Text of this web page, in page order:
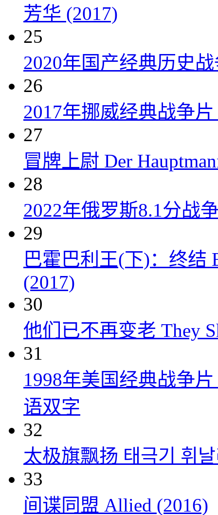
芳华 (2017)
25
2020年国产经典历史
26
2017年挪威经典战争
27
冒牌上尉 Der
28
2022年俄罗斯8.1分战
29
巴霍巴利王(下)：终结
(2017)
30
他们已不再变老 They
31
1998年美国经典战争
语双字
32
太极旗飘扬 태극기 휘
33
间谍同盟 Allied (2016)